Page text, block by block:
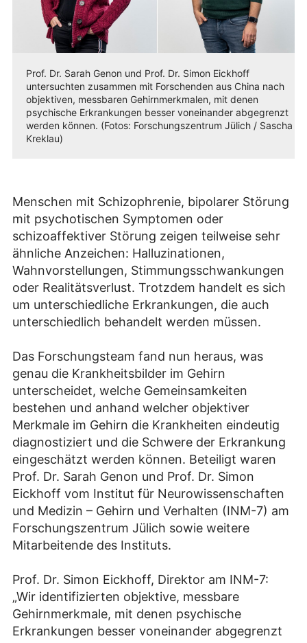
Prof. Dr. Sarah Genon und Prof. Dr. Simon Eickhoff
untersuchten zusammen mit Forschenden aus China nach
objektiven, messbaren Gehirnmerkmalen, mit denen
psychische Erkrankungen besser voneinander abgegrenzt
werden können. (Fotos: Forschungszentrum Jülich / Sascha
Kreklau)
Menschen mit Schizophrenie, bipolarer Störung
mit psychotischen Symptomen oder
schizoaffektiver Störung zeigen teilweise sehr
ähnliche Anzeichen: Halluzinationen,
Wahnvorstellungen, Stimmungsschwankungen
oder Realitätsverlust. Trotzdem handelt es sich
um unterschiedliche Erkrankungen, die auch
unterschiedlich behandelt werden müssen.
Das Forschungsteam fand nun heraus, was
genau die Krankheitsbilder im Gehirn
unterscheidet, welche Gemeinsamkeiten
bestehen und anhand welcher objektiver
Merkmale im Gehirn die Krankheiten eindeutig
diagnostiziert und die Schwere der Erkrankung
eingeschätzt werden können. Beteiligt waren
Prof. Dr. Sarah Genon und Prof. Dr. Simon
Eickhoff vom Institut für Neurowissenschaften
und Medizin – Gehirn und Verhalten (INM-7) am
Forschungszentrum Jülich sowie weitere
Mitarbeitende des Instituts.
Prof. Dr. Simon Eickhoff, Direktor am INM-7:
„Wir identifizierten objektive, messbare
Gehirnmerkmale, mit denen psychische
Erkrankungen besser voneinander abgegrenzt